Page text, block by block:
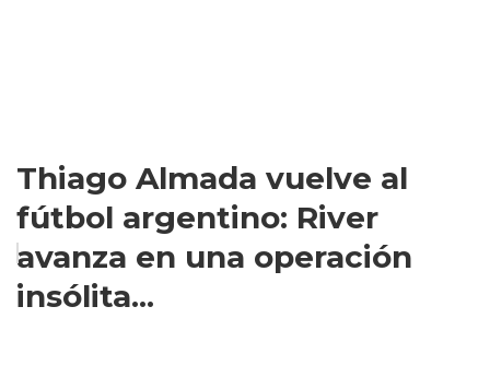
Thiago Almada vuelve al
fútbol argentino: River
avanza en una operación
insólita...